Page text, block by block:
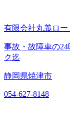
有限会社丸義ロー
事故・故障車の
ク迄
静岡県焼津市
054-627-8148